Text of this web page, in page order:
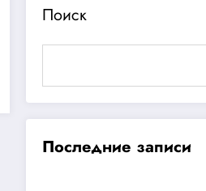
Поиск
Последние записи